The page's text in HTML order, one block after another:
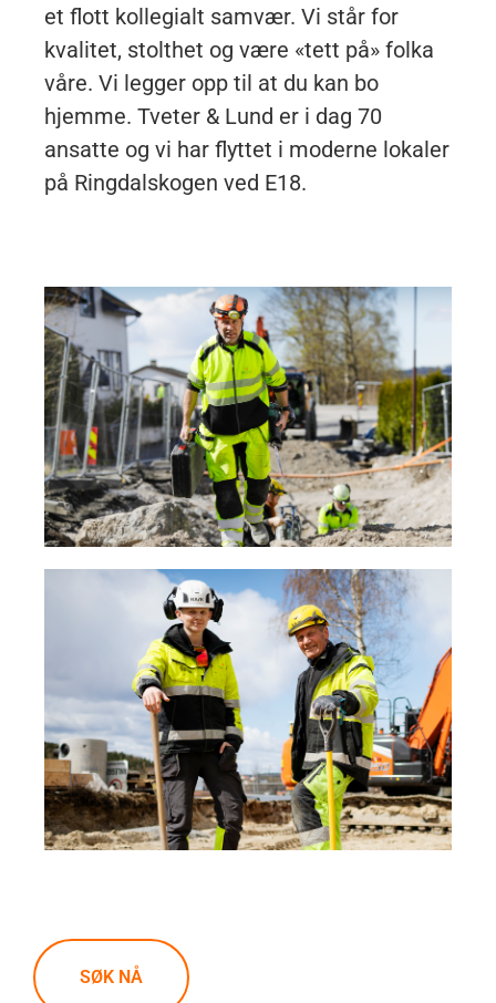
et flott kollegialt samvær. Vi står for
kvalitet, stolthet og være «tett på» folka
våre. Vi legger opp til at du kan bo
hjemme. Tveter & Lund er i dag 70
ansatte og vi har flyttet i moderne lokaler
på Ringdalskogen ved E18.
SØK NÅ